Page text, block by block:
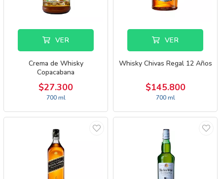
VER
Crema de Whisky
Copacabana
$27.300
700 ml
VER
Whisky Chivas Regal 12 Años
$145.800
700 ml